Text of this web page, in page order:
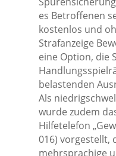
es Betroffenen
kostenlos und
Strafanzeige
eine Option, die
belastenden
Als
wurde zudem
Hilfetelefon
016) vorgestellt,
mehrsprachige